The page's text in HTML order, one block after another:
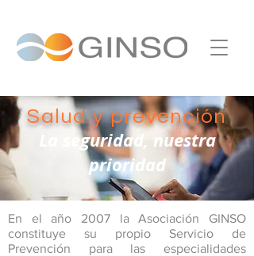
Salud y prevención
La seguridad, nuestra
prioridad
En el año 2007 la Asociación GINSO
constituye su propio Servicio de
Prevención para las especialidades